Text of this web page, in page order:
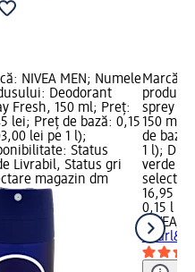
NIVEA MEN; Numele
Deodorant
Fresh, 150 ml; Preț:
lei; Preț de bază: 0,15
lei pe 1 l);
Status
Livrabil, Status gri
magazin dm
Marcă:
sprey
150 ml;
de bază:
1 l);
verde
16,95 lei
0,15 l
NIVEA